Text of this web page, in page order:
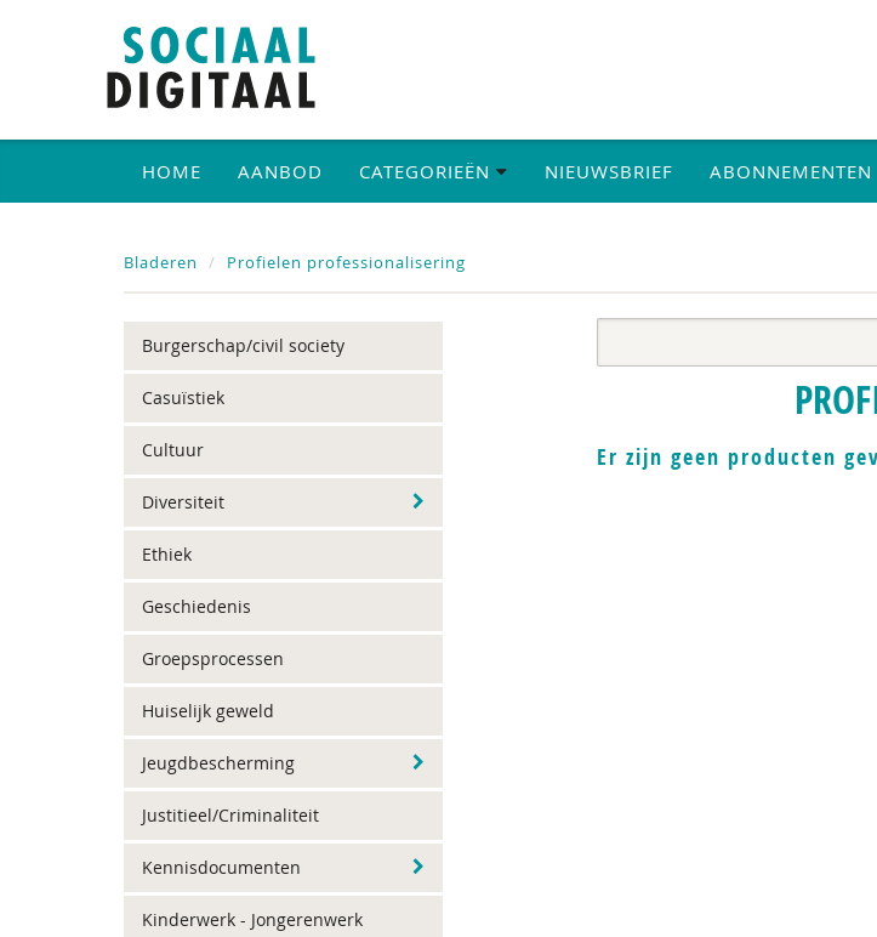
HOME AANBOD CATEGORIEËN NIEUWSBRIEF ABONNEMENTEN
Bladeren Profielen professionalisering
Burgerschap/civil society
Casuïstiek
Cultuur
Diversiteit
Ethiek
Geschiedenis
Groepsprocessen
Huiselijk geweld
Jeugdbescherming
Justitieel/Criminaliteit
Kennisdocumenten
Kinderwerk - Jongerenwerk
Er zijn geen producten